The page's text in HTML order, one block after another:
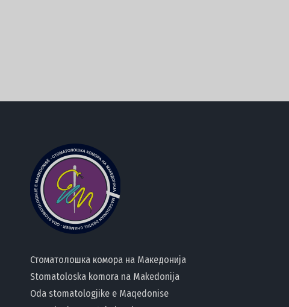
Стоматолошка комора на Македонија
Stomatoloska komora na Makedonija
Oda stomatologjike e Maqedonise